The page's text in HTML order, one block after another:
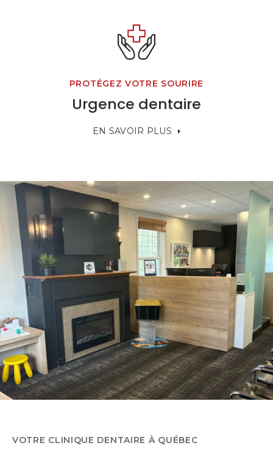
PROTÉGEZ VOTRE SOURIRE
Urgence dentaire
EN SAVOIR PLUS
VOTRE CLINIQUE DENTAIRE À QUÉBEC